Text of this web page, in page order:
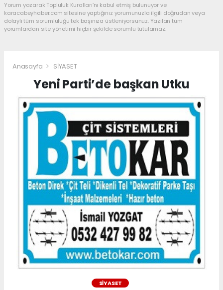
Yorum yazarak Topluluk Kuralları’nı kabul etmiş bulunuyor ve
karacabeyhaber.com sitesine yaptığınız yorumunuzla ilgili doğrudan veya
dolaylı tüm sorumluluğu tek başınıza üstleniyorsunuz. Yazılan tüm
yorumlardan site yönetimi hiçbir şekilde sorumlu tutulamaz.
Anasayfa SİYASET
Yeni Parti’de başkan Utku
SİYASET